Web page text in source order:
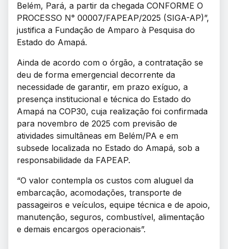
Belém, Pará, a partir da chegada CONFORME O
PROCESSO N° 00007/FAPEAP/2025 (SIGA-AP)”,
justifica a Fundação de Amparo à Pesquisa do
Estado do Amapá.
Ainda de acordo com o órgão, a contratação se
deu de forma emergencial decorrente da
necessidade de garantir, em prazo exíguo, a
presença institucional e técnica do Estado do
Amapá na COP30, cuja realização foi confirmada
para novembro de 2025 com previsão de
atividades simultâneas em Belém/PA e em
subsede localizada no Estado do Amapá, sob a
responsabilidade da FAPEAP.
“O valor contempla os custos com aluguel da
embarcação, acomodações, transporte de
passageiros e veículos, equipe técnica e de apoio,
manutenção, seguros, combustível, alimentação
e demais encargos operacionais”.